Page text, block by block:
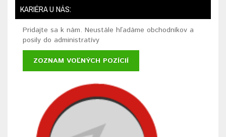
KARIÉRA U NÁS:
Pridajte sa k nám. Neustále hľadáme obchodníkov a
posily do administratívy
ZOZNAM VOĽNÝCH POZÍCIÍ